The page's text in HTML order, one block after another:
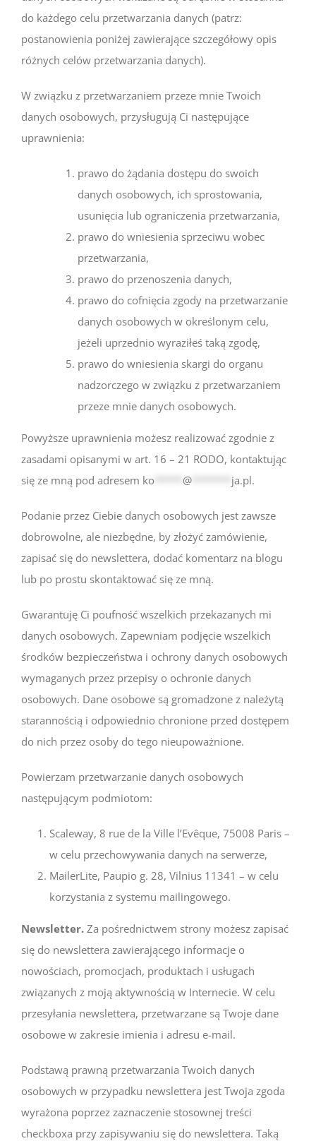
do każdego celu przetwarzania danych (patrz:
postanowienia poniżej zawierające szczegółowy opis
różnych celów przetwarzania danych).
W związku z przetwarzaniem przeze mnie Twoich
danych osobowych, przysługują Ci następujące
uprawnienia:
prawo do żądania dostępu do swoich
danych osobowych, ich sprostowania,
usunięcia lub ograniczenia przetwarzania,
prawo do wniesienia sprzeciwu wobec
przetwarzania,
prawo do przenoszenia danych,
prawo do cofnięcia zgody na przetwarzanie
danych osobowych w określonym celu,
jeżeli uprzednio wyraziłeś taką zgodę,
prawo do wniesienia skargi do organu
nadzorczego w związku z przetwarzaniem
przeze mnie danych osobowych.
Powyższe uprawnienia możesz realizować zgodnie z
zasadami opisanymi w art. 16 – 21 RODO, kontaktując
się ze mną pod adresem ko @ ja.pl.
Podanie przez Ciebie danych osobowych jest zawsze
dobrowolne, ale niezbędne, by złożyć zamówienie,
zapisać się do newslettera, dodać komentarz na blogu
lub po prostu skontaktować się ze mną.
Gwarantuję Ci poufność wszelkich przekazanych mi
danych osobowych. Zapewniam podjęcie wszelkich
środków bezpieczeństwa i ochrony danych osobowych
wymaganych przez przepisy o ochronie danych
osobowych. Dane osobowe są gromadzone z należytą
starannością i odpowiednio chronione przed dostępem
do nich przez osoby do tego nieupoważnione.
Powierzam przetwarzanie danych osobowych
następującym podmiotom:
Scaleway, 8 rue de la Ville l’Evêque, 75008 Paris –
w celu przechowywania danych na serwerze,
MailerLite, Paupio g. 28, Vilnius 11341 – w celu
korzystania z systemu mailingowego.
Newsletter. Za pośrednictwem strony możesz zapisać
się do newslettera zawierającego informacje o
nowościach, promocjach, produktach i usługach
związanych z moją aktywnością w Internecie. W celu
przesyłania newslettera, przetwarzane są Twoje dane
osobowe w zakresie imienia i adresu e-mail.
Podstawą prawną przetwarzania Twoich danych
osobowych w przypadku newslettera jest Twoja zgoda
wyrażona poprzez zaznaczenie stosownej treści
checkboxa przy zapisywaniu się do newslettera. Taką